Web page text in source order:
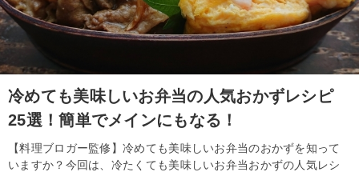
冷めても美味しいお弁当の人気おかずレシピ
25選！簡単でメインにもなる！
【料理ブロガー監修】冷めても美味しいお弁当のおかずを知って
いますか？今回は、冷たくても美味しいお弁当おかずの人気レシ